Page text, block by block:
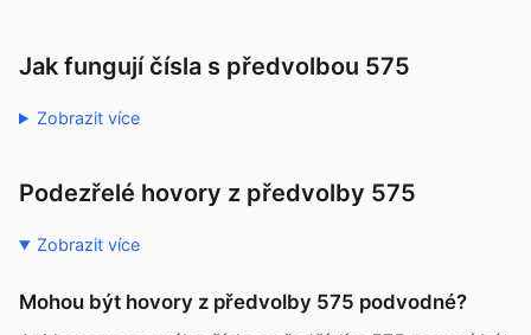
Jak fungují čísla s předvolbou 575
Zobrazit více
Podezřelé hovory z předvolby 575
Zobrazit více
Mohou být hovory z předvolby 575 podvodné?